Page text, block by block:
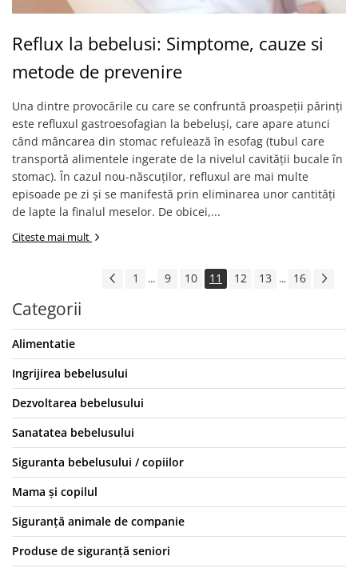
Reflux la bebelusi: Simptome, cauze si
metode de prevenire
Una dintre provocările cu care se confruntă proaspeții părinți
este refluxul gastroesofagian la bebeluși, care apare atunci
când mâncarea din stomac refulează în esofag (tubul care
transportă alimentele ingerate de la nivelul cavității bucale în
stomac). În cazul nou-născuților, refluxul are mai multe
episoade pe zi și se manifestă prin eliminarea unor cantități
de lapte la finalul meselor. De obicei,...
Citeste mai mult
1 ... 9 10 11 12 13 ... 16
Categorii
Alimentatie
Ingrijirea bebelusului
Dezvoltarea bebelusului
Sanatatea bebelusului
Siguranta bebelusului / copiilor
Mama și copilul
Siguranță animale de companie
Produse de siguranță seniori